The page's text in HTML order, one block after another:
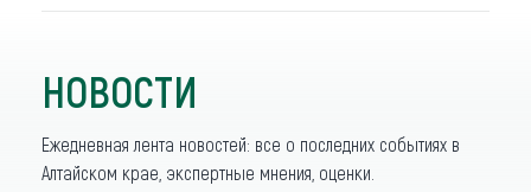
НОВОСТИ
Ежедневная лента новостей: все о последних событиях в
Алтайском крае, экспертные мнения, оценки.